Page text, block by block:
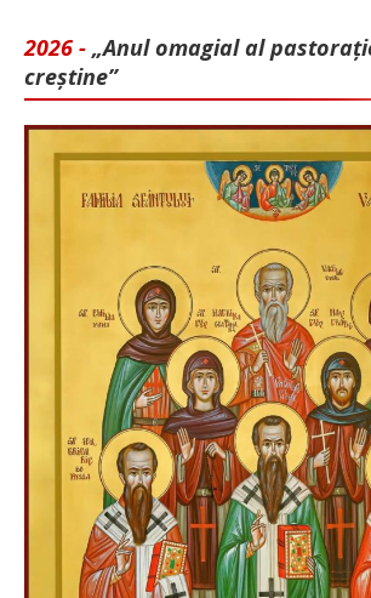
2026 - „Anul omagial al
creștine”